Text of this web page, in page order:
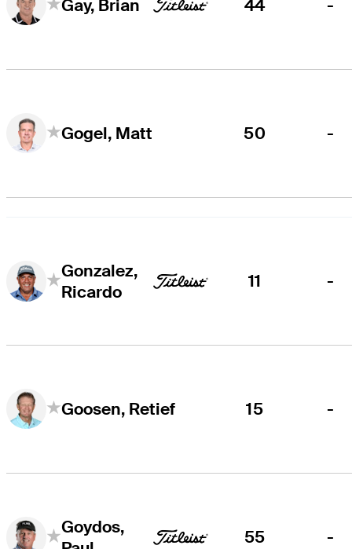
Gay, Brian 44 -
Gogel, Matt 50 -
Gonzalez,
Ricardo
11 -
Goosen, Retief 15 -
Goydos,
55 -